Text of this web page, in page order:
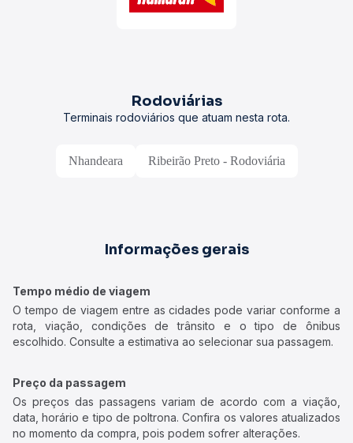
Rodoviárias
Terminais rodoviários que atuam nesta rota.
Nhandeara Ribeirão Preto - Rodoviária
Informações gerais
Tempo médio de viagem
O tempo de viagem entre as cidades pode variar conforme a
rota, viação, condições de trânsito e o tipo de ônibus
escolhido. Consulte a estimativa ao selecionar sua passagem.
Preço da passagem
Os preços das passagens variam de acordo com a viação,
data, horário e tipo de poltrona. Confira os valores atualizados
no momento da compra, pois podem sofrer alterações.